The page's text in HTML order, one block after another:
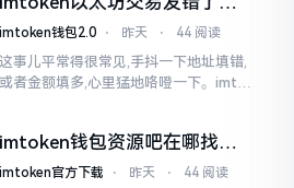
为畅快
整？取消方法告诉你
imtoken钱包2.0 ⋅ 昨天 ⋅ 44 阅读
这事儿平常得很常见,手抖一下地址填错,
或者金额填多,心里猛地咯噔一下。imto
imtoken钱包资源吧在哪找，
这些坑我帮你趟过
imtoken官方下载 ⋅ 昨天 ⋅ 44 阅读